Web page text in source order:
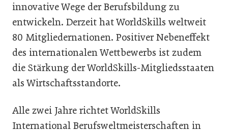
innovative Wege der Berufsbildung zu
entwickeln. Derzeit hat WorldSkills weltweit
80 Mitgliedernationen. Positiver Nebeneffekt
des internationalen Wettbewerbs ist zudem
die Stärkung der WorldSkills-Mitgliedsstaaten
als Wirtschaftsstandorte.
Alle zwei Jahre richtet WorldSkills
International Berufsweltmeisterschaften in